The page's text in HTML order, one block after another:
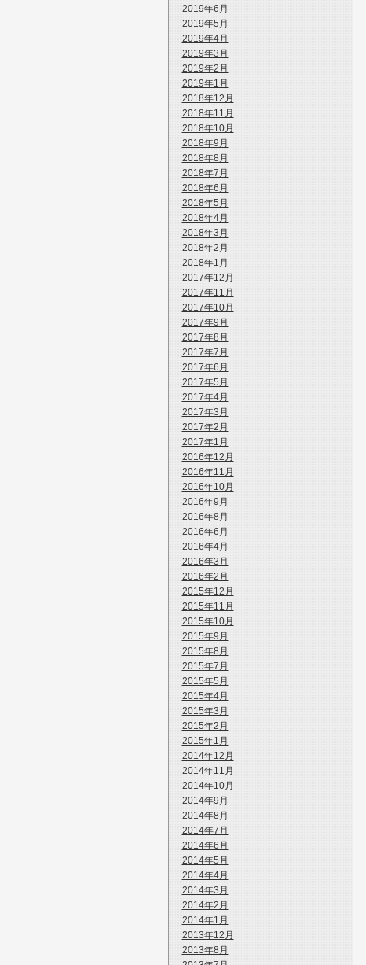
2019年6月
2019年5月
2019年4月
2019年3月
2019年2月
2019年1月
2018年12月
2018年11月
2018年10月
2018年9月
2018年8月
2018年7月
2018年6月
2018年5月
2018年4月
2018年3月
2018年2月
2018年1月
2017年12月
2017年11月
2017年10月
2017年9月
2017年8月
2017年7月
2017年6月
2017年5月
2017年4月
2017年3月
2017年2月
2017年1月
2016年12月
2016年11月
2016年10月
2016年9月
2016年8月
2016年6月
2016年4月
2016年3月
2016年2月
2015年12月
2015年11月
2015年10月
2015年9月
2015年8月
2015年7月
2015年5月
2015年4月
2015年3月
2015年2月
2015年1月
2014年12月
2014年11月
2014年10月
2014年9月
2014年8月
2014年7月
2014年6月
2014年5月
2014年4月
2014年3月
2014年2月
2014年1月
2013年12月
2013年8月